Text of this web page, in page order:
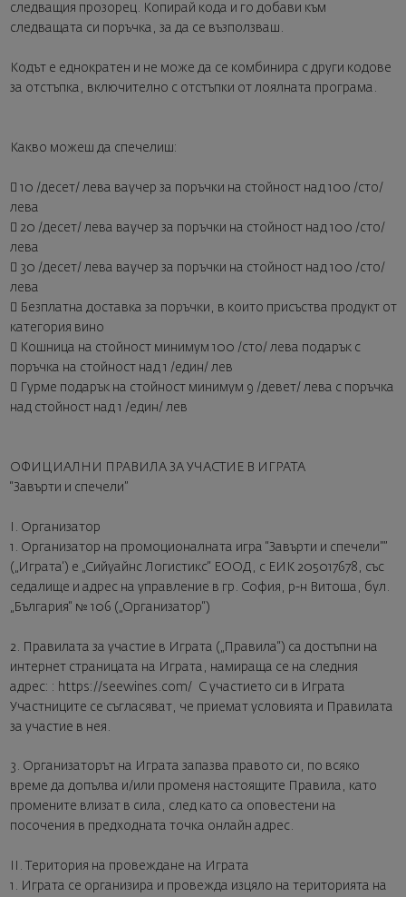
следващия прозорец. Копирай кода и го добави към
следващата си поръчка, за да се възползваш.
Кодът е еднократен и не може да се комбинира с други кодове
за отстъпка, включително с отстъпки от лоялната програма.
Какво можеш да спечелиш:
 10 /десет/ лева ваучер за поръчки на стойност над 100 /сто/
лева
 20 /десет/ лева ваучер за поръчки на стойност над 100 /сто/
лева
 30 /десет/ лева ваучер за поръчки на стойност над 100 /сто/
лева
 Безплатна доставка за поръчки, в които присъства продукт от
категория вино
 Кошница на стойност минимум 100 /сто/ лева подарък с
поръчка на стойност над 1 /един/ лев
 Гурме подарък на стойност минимум 9 /девет/ лева с поръчка
над стойност над 1 /един/ лев
ОФИЦИАЛНИ ПРАВИЛА ЗА УЧАСТИЕ В ИГРАТА
“Завърти и спечели”
I. Организатор
1. Организатор на промоционалната игра “Завърти и спечели””
(„Играта‘) е „Сийуайнс Логистикс“ ЕООД, с ЕИК 205017678, със
седалище и адрес на управление в гр. София, р-н Витоша, бул.
„България“ № 106 („Организатор“)
2. Правилата за участие в Играта („Правила“) са достъпни на
интернет страницата на Играта, намираща се на следния
адрес: : https://seewines.com/ С участието си в Играта
Участниците се съгласяват, че приемат условията и Правилата
за участие в нея.
3. Организаторът на Играта запазва правото си, по всяко
време да допълва и/или променя настоящите Правила, като
промените влизат в сила, след като са оповестени на
посочения в предходната точка онлайн адрес.
II. Територия на провеждане на Играта
1. Играта се организира и провежда изцяло на територията на